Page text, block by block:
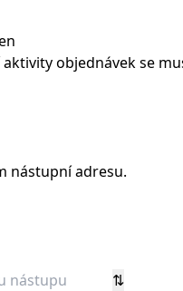
objednávek se
nástupní adresu.
⇅